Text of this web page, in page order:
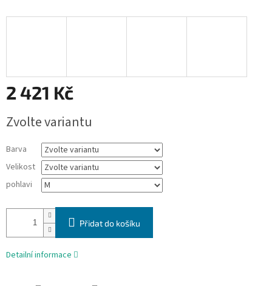
2 421 Kč
cena:
Zvolte variantu
Barva
Velikost
pohlavi
Přidat do košíku
Detailní informace